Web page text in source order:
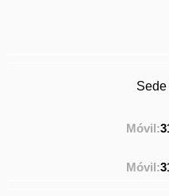
Sede
Móvil:
Móvil: